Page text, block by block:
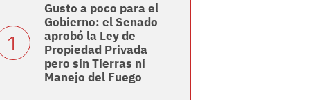
Gusto a poco para el
Gobierno: el Senado
aprobó la Ley de
Propiedad Privada
pero sin Tierras ni
Manejo del Fuego